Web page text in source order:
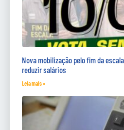
Nova mobilização pelo fim da
reduzir salários
Leia mais »